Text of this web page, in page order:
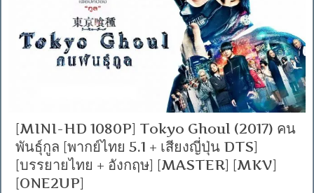
สิ้น
(Netflix)
[Soundtrack
บรรยาย
[MINI-HD 1080P] Tokyo Ghoul (2017) คน
พันธุ์กูล [พากย์ไทย 5.1 + เสียงญี่ปุ่น DTS]
[บรรยายไทย + อังกฤษ] [MASTER] [MKV]
[ONE2UP]